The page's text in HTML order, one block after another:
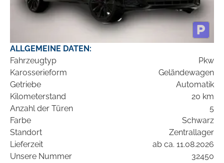
ALLGEMEINE DATEN:
Fahrzeugtyp
Pkw
Karosserieform
Geländewagen
Getriebe
Automatik
Kilometerstand
20 km
Anzahl der Türen
5
Farbe
Schwarz
Standort
Zentrallager
Lieferzeit
ab ca. 11.08.2026
Unsere Nummer
32450